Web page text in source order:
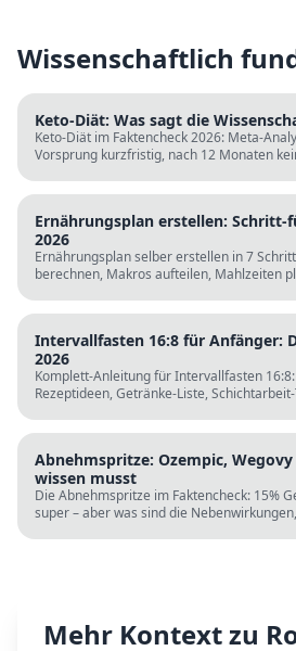
Wissenschaftlich
Keto-Diät: Was sagt die
Keto-Diät im Faktencheck 2026: Meta-
Vorsprung kurzfristig, nach 12 Monaten
Ernährungsplan erstellen:
2026
Ernährungsplan selber erstellen in 7
berechnen, Makros aufteilen, Mahlzeiten
Intervallfasten 16:8 für Anfänger:
2026
Komplett-Anleitung für Intervallfasten
Rezeptideen, Getränke-Liste,
Abnehmspritze: Ozempic, Wegovy
wissen musst
Die Abnehmspritze im Faktencheck: 15%
super – aber was sind die
Mehr Kontext zu